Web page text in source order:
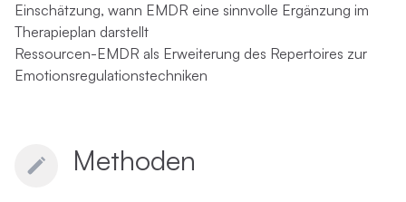
Einschätzung, wann EMDR eine sinnvolle Ergänzung im
Therapieplan darstellt
Ressourcen-EMDR als Erweiterung des Repertoires zur
Emotionsregulationstechniken
Methoden